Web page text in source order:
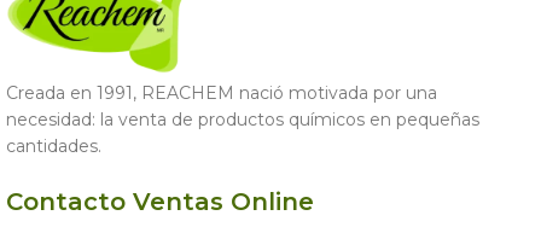
Creada en 1991, REACHEM nació motivada por una
necesidad: la venta de productos químicos en pequeñas
cantidades.
Contacto Ventas Online